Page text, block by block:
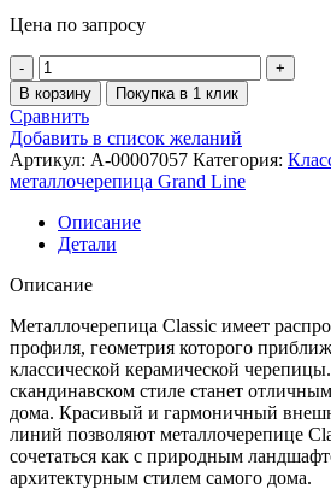
Цена по запросу
В корзину Покупка в 1 клик
Сравнить
Добавить в список желаний
Артикул: A-00007057 Категория:
металлочерепица Grand Line
Описание
Детали
Описание
Металлочерепица Classic имеет
профиля, геометрия которого
классической керамической
скандинавском стиле станет
дома. Красивый и гармоничный
линий позволяют металлочерепице
сочетаться как с природным
архитектурным стилем самого дома.